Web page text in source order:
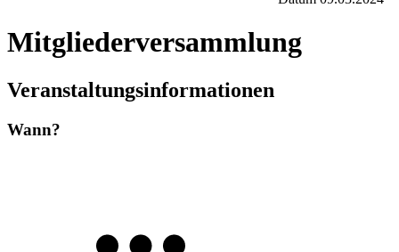
Mitgliederversammlung
Veranstaltungsinformationen
Wann?